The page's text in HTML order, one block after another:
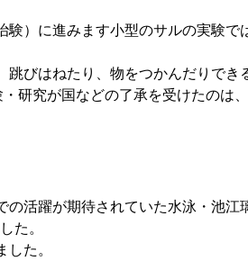
）に進みます小型のサルの実験
びはねたり、物をつかんだりでき
研究が国などの了承を受けたのは
の活躍が期待されていた水泳・池
た。
た。